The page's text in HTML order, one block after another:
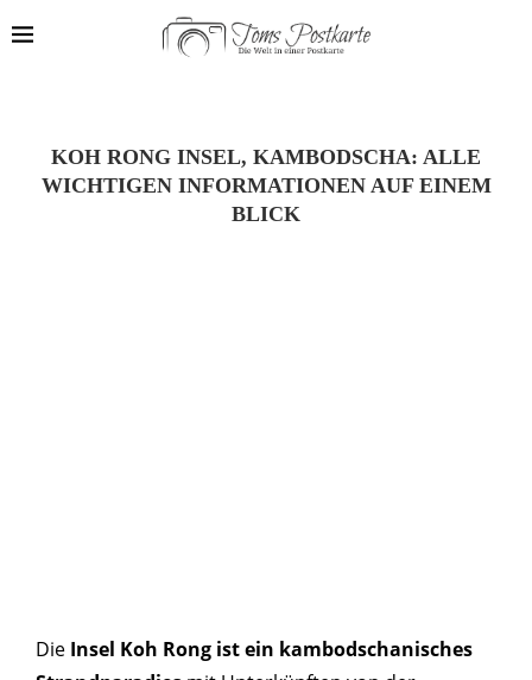
KOH RONG INSEL, KAMBODSCHA: ALLE
WICHTIGEN INFORMATIONEN AUF EINEM
BLICK
Die Insel Koh Rong ist ein kambodschanisches